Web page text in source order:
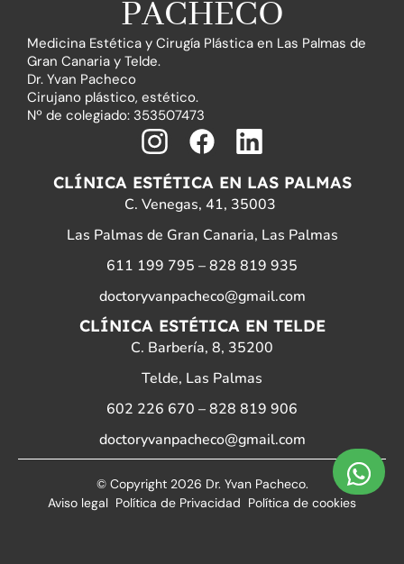
PACHECO
Medicina Estética y Cirugía Plástica en Las Palmas de
Gran Canaria y Telde.
Dr. Yvan Pacheco
Cirujano plástico, estético.
Nº de colegiado: 353507473
I
n
s
t
a
g
r
a
m
F
a
c
e
b
o
o
k
L
i
n
k
e
d
i
n
CLÍNICA ESTÉTICA EN LAS PALMAS
C. Venegas, 41, 35003
Las Palmas de Gran Canaria, Las Palmas
611 199 795 –828 819 935
doctoryvanpacheco@gmail.com
CLÍNICA ESTÉTICA EN TELDE
C. Barbería, 8, 35200
Telde, Las Palmas
602 226 670 –828 819 906
doctoryvanpacheco@gmail.com
© Copyright 2026 Dr. Yvan Pacheco.
Aviso legal Política de Privacidad Política de cookies